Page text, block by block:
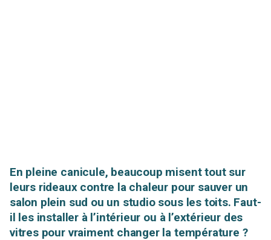
En pleine canicule, beaucoup misent tout sur
leurs rideaux contre la chaleur pour sauver un
salon plein sud ou un studio sous les toits. Faut-
il les installer à l’intérieur ou à l’extérieur des
vitres pour vraiment changer la température ?